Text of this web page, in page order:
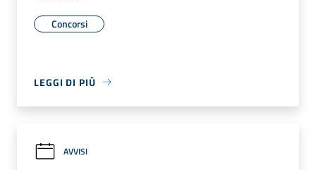
Concorsi
LEGGI DI PIÙ
AVVISI